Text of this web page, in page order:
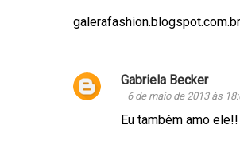
galerafashion.blogspot.com.br
Gabriela Becker
6 de maio de 2013 às
Eu também amo